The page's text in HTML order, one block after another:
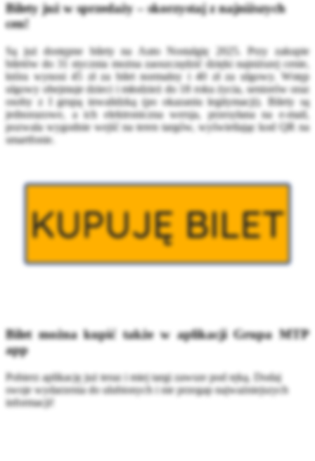
Bilety już w sprzedaży – skorzystaj z najniższych
cen!
Są już dostępne bilety na Auto Nostalgię 2025. Przy zakupie
biletów do 31 stycznia można zaoszczędzić dzięki najniższej cenie,
która wynosi 45 zł za bilet normalny i 40 zł za ulgowy. Wstęp
ulgowy obejmuje dzieci i młodzież do 18 roku życia, seniorów oraz
osoby z I grupą inwalidzką (po okazaniu legitymacji). Bilety są
jednorazowe, a ich elektroniczna wersja, przesyłana na e-mail,
pozwala wygodnie wejść na teren targów, wyświetlając kod QR na
smartfonie.
Bilet można kupić także w aplikacji Grupa MTP
app
Pobierz aplikację już teraz i miej targi zawsze pod ręką. Dodaj
swoje wydarzenia do ulubionych i nie przegap najważniejszych
informacji!